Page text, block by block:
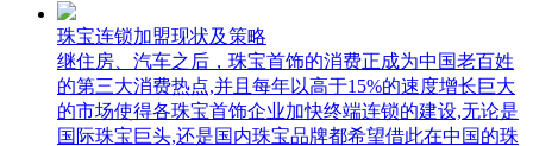
珠宝连锁加盟现状及策略
继住房、汽车之后，珠宝首饰的消费正成为中国老百姓
的第三大消费热点,并且每年以高于15%的速度增长巨大
的市场使得各珠宝首饰企业加快终端连锁的建设,无论是
国际珠宝巨头,还是国内珠宝品牌都希望借此在中国的珠